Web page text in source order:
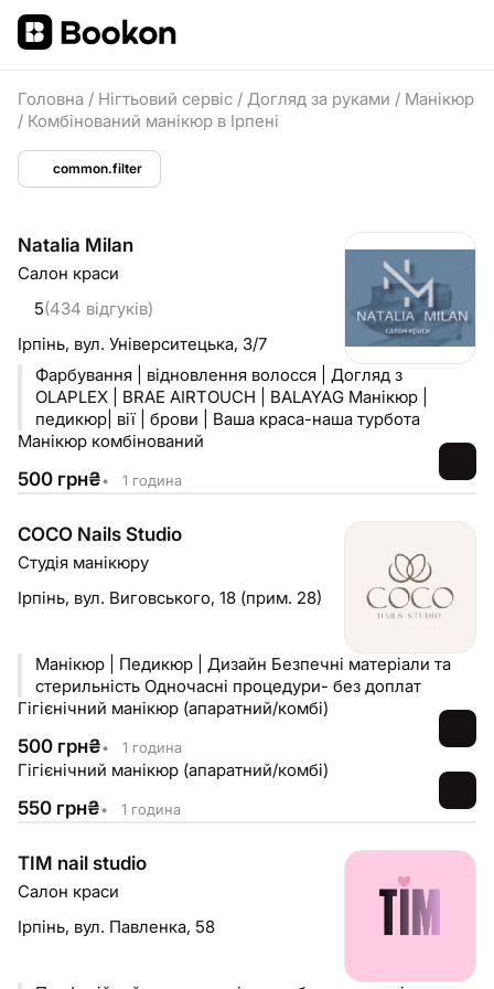
Головна / Нігтьовий сервіс / Догляд за руками / Манікюр
/ Комбінований манікюр в Ірпені
common.filter
Natalia Milan
Салон краси
5(434 відгуків)
Ірпінь, вул. Університецька, 3/7
Фарбування | відновлення волосся | Догляд з
OLAPLEX | BRAE AIRTOUCH | BALAYAG Манікюр |
педикюр| вії | брови | Ваша краса-наша турбота
Манікюр комбінований
500 грн₴• 1 година
COCO Nails Studio
Студія манікюру
Ірпінь, вул. Виговського, 18 (прим. 28)
Манікюр | Педикюр | Дизайн Безпечні матеріали та
стерильність Одночасні процедури- без доплат
Гігієнічний манікюр (апаратний/комбі)
500 грн₴• 1 година
Гігієнічний манікюр (апаратний/комбі)
550 грн₴• 1 година
TIM nail studio
Салон краси
Ірпінь, вул. Павленка, 58